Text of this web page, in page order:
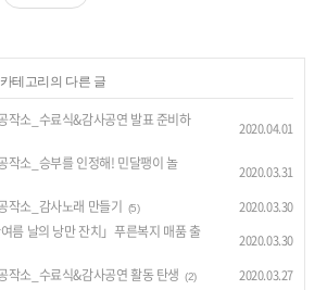
테고리의 다른 글
작소_수료식&감사공연 발표 준비하
2020.04.01
작소_승부를 인정해! 민달팽이 놀
2020.03.31
작소_감사노래 만들기 (5) 2020.03.30
름 날의 낭만 잔치」푸른복지 매품 출
2020.03.30
작소_수료식&감사공연 활동 탄생 (2) 2020.03.27